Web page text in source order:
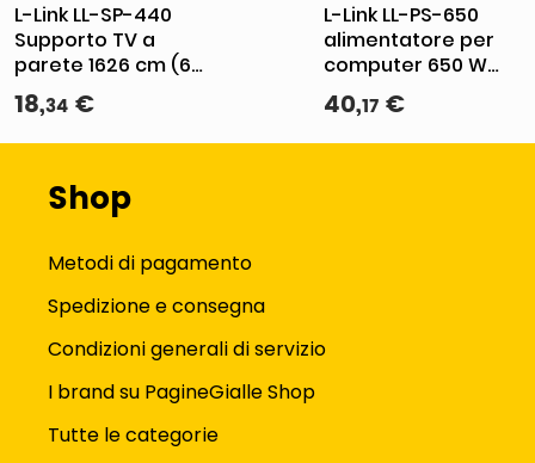
L-Link LL-SP-440
Supporto TV a
parete 1626 cm (64)
Nero
18,34 €
L-Link LL-PS-650
alimentatore per
computer 650 W
24-pin ATX ATX
Nero
40,17 €
Shop
Metodi di pagamento
Spedizione e consegna
Condizioni generali di servizio
I brand su PagineGialle Shop
Tutte le categorie